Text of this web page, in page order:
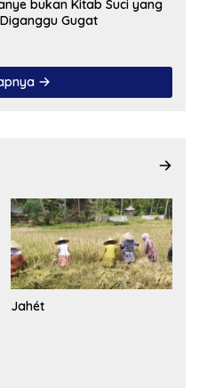
bukan Kitab Suci yang
Gugat
Jahét